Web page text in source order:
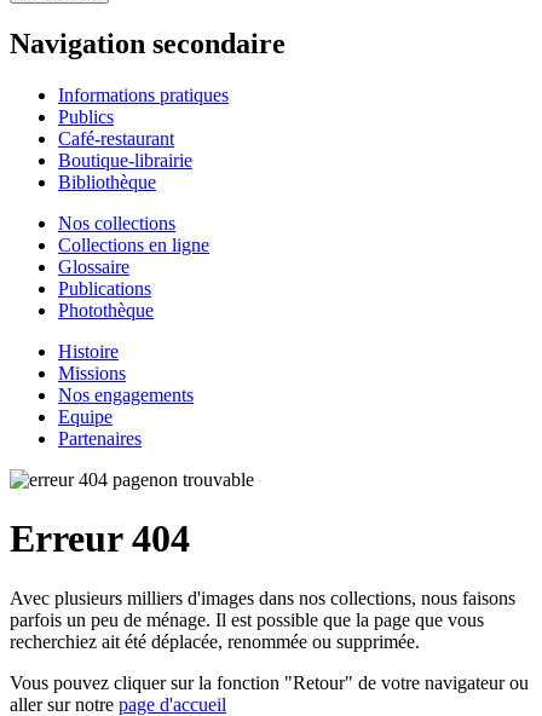
Navigation secondaire
Informations pratiques
Publics
Café-restaurant
Boutique-librairie
Bibliothèque
Nos collections
Collections en ligne
Glossaire
Publications
Photothèque
Histoire
Missions
Nos engagements
Equipe
Partenaires
Erreur 404
Avec plusieurs milliers d'images dans nos collections, nous faisons
parfois un peu de ménage. Il est possible que la page que vous
recherchiez ait été déplacée, renommée ou supprimée.
Vous pouvez cliquer sur la fonction "Retour" de votre navigateur ou
aller sur notre page d'accueil